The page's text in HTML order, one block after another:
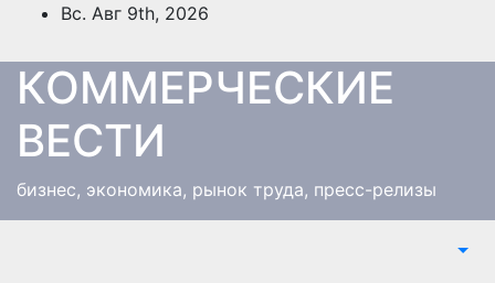
Перейти
содержимому
Вс. Авг 9th, 2026
КОММЕРЧЕСКИЕ
ВЕСТИ
бизнес, экономика, рынок труда, пресс-релизы